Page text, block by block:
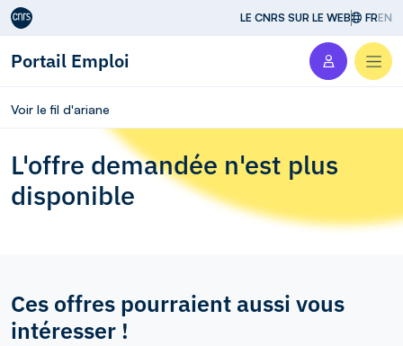
Aller au contenu LE CNRS SUR LE WEB FREN
Portail Emploi
Voir le fil d'ariane
L'offre demandée n'est plus
disponible
Ces offres pourraient aussi vous
intéresser !